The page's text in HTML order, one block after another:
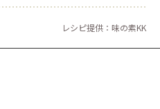
レシピ提供：味の素KK